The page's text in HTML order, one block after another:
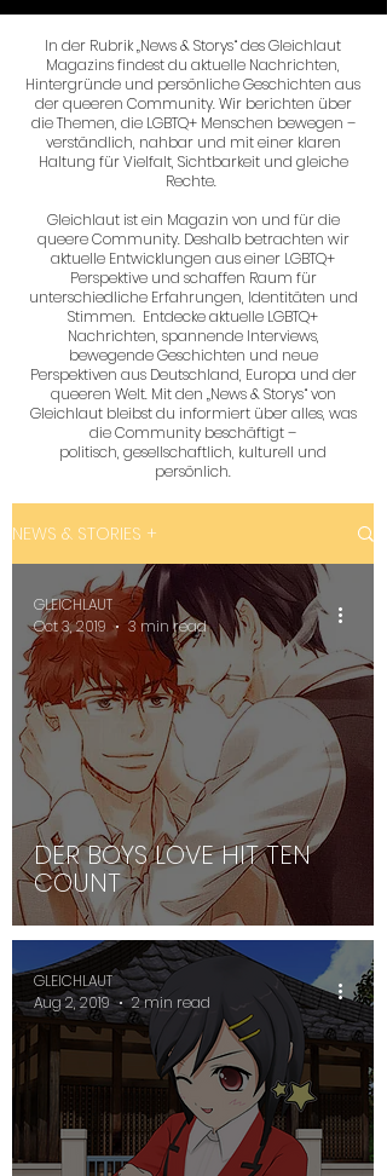
In der Rubrik „News & Storys“ des Gleichlaut
Magazins findest du aktuelle Nachrichten,
Hintergründe und persönliche Geschichten aus
der queeren Community. Wir berichten über
die Themen, die LGBTQ+ Menschen bewegen –
verständlich, nahbar und mit einer klaren
Haltung für Vielfalt, Sichtbarkeit und gleiche
Rechte.
Gleichlaut ist ein Magazin von und für die
queere Community. Deshalb betrachten wir
aktuelle Entwicklungen aus einer LGBTQ+
Perspektive und schaffen Raum für
unterschiedliche Erfahrungen, Identitäten und
Stimmen. Entdecke aktuelle LGBTQ+
Nachrichten, spannende Interviews,
bewegende Geschichten und neue
Perspektiven aus Deutschland, Europa und der
queeren Welt. Mit den „News & Storys“ von
Gleichlaut bleibst du informiert über alles, was
die Community beschäftigt –
politisch, gesellschaftlich, kulturell und
persönlich.
NEWS & STORIES +
DER BOYS LOVE HIT TEN
COUNT
GLEICHLAUT
Oct 3, 2019
3 min read
GLEICHLAUT
Aug 2, 2019
2 min read